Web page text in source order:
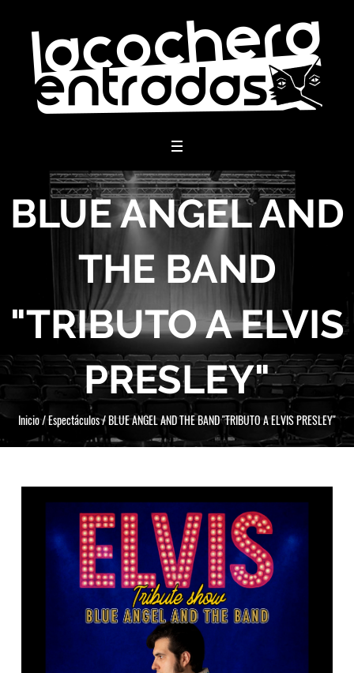
BLUE ANGEL AND
THE BAND
"TRIBUTO A ELVIS
PRESLEY"
Inicio/Espectáculos/BLUE ANGEL AND THE BAND "TRIBUTO A ELVIS PRESLEY"